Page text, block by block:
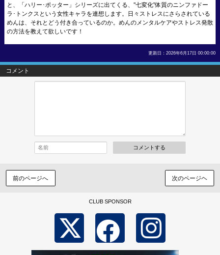
と、「ハリー･ポッター」シリーズに出てくる、"七変化"体質のニンファドー
ラ･トンクスという女性キャラを連想します。日々ストレスにさらされている
めんは、それとどう付き合っているのか。めんのメンタルケアやストレス発散
の方法を教えて欲しいです！
更新日：2026年6月17日 00:00:00
コメント
コメントする
前のページへ 次のページヘ
CLUB SPONSOR